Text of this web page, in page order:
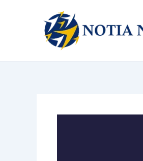
περιεχόμενο